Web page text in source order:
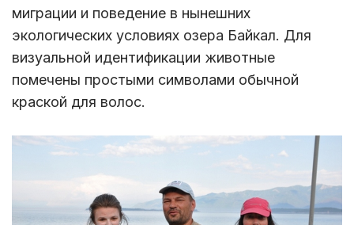
миграции и поведение в нынешних
экологических условиях озера Байкал. Для
визуальной идентификации животные
помечены простыми символами обычной
краской для волос.